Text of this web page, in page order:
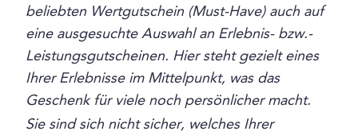
beliebten Wertgutschein (Must-Have) auch auf
eine ausgesuchte Auswahl an Erlebnis- bzw.-
Leistungsgutscheinen. Hier steht gezielt eines
Ihrer Erlebnisse im Mittelpunkt, was das
Geschenk für viele noch persönlicher macht.
Sie sind sich nicht sicher, welches Ihrer